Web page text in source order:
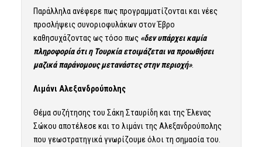
Παράλληλα ανέφερε πως προγραμματίζονται και νέες
προσλήψεις συνοριοφυλάκων στον Έβρο
καθησυχάζοντας ως τόσο πως «δεν υπάρχει καμία
πληροφορία ότι η Τουρκία ετοιμάζεται να προωθήσει
μαζικά παράνομους μετανάστες στην περιοχή».
Λιμάνι Αλεξανδρούπολης
Θέμα συζήτησης του Σάκη Σταυρίδη και της Έλενας
Σώκου αποτέλεσε και το λιμάνι της Αλεξανδρούπολης
που γεωστρατηγικά γνωρίζουμε όλοι τη σημασία του.